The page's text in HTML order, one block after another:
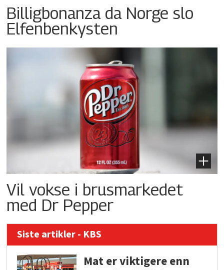
Billigbonanza da Norge slo
Elfenbenkysten
Vil vokse i brusmarkedet
med Dr Pepper
Siste artikler - KBS
Mat er viktigere enn